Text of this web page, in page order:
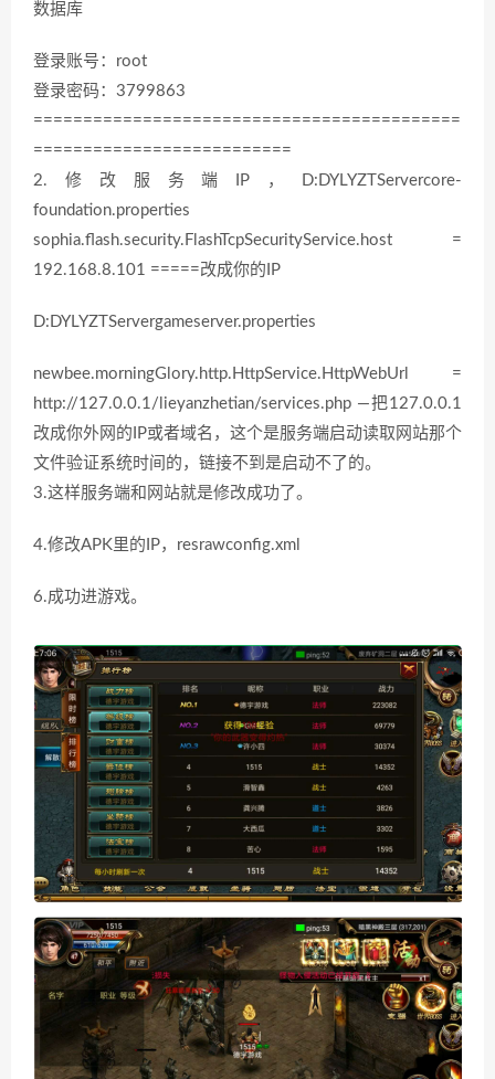
数据库
登录账号：root
登录密码：3799863
===========================================
==========================
2.修改服务端IP，D:DYLYZTServercore-
foundation.properties
sophia.flash.security.FlashTcpSecurityService.host =
192.168.8.101 =====改成你的IP
D:DYLYZTServergameserver.properties
newbee.morningGlory.http.HttpService.HttpWebUrl =
http://127.0.0.1/lieyanzhetian/services.php —把127.0.0.1
改成你外网的IP或者域名，这个是服务端启动读取网站那个
文件验证系统时间的，链接不到是启动不了的。
3.这样服务端和网站就是修改成功了。
4.修改APK里的IP，resrawconfig.xml
6.成功进游戏。